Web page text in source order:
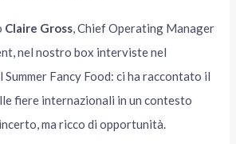
Claire Gross, Chief Operating Manager
nel nostro box interviste nel
Fancy Food: ci ha raccontato il
fiere internazionali in un contesto
ma ricco di opportunità.